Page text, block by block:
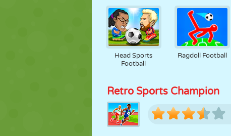
Head Sports
Football
Ragdoll Football
Retro Sports Champion